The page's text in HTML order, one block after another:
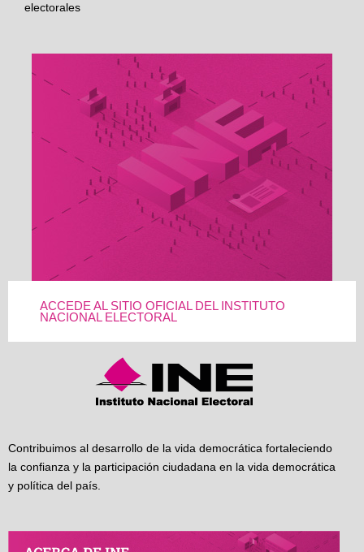
electorales
ACCEDE AL SITIO OFICIAL DEL INSTITUTO
NACIONAL ELECTORAL
Contribuimos al desarrollo de la vida democrática fortaleciendo
la confianza y la participación ciudadana en la vida democrática
y política del país.